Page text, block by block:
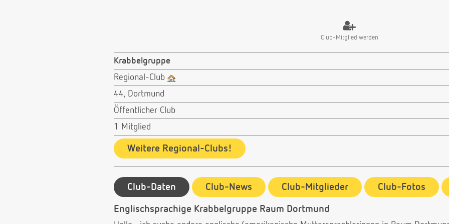
Club-Mitglied werden
Krabbelgruppe
Regional-Club
44, Dortmund
Öffentlicher Club
1 Mitglied
Weitere Regional-Clubs!
Club-Daten Club-News Club-Mitglieder Club-Fotos
Englischsprachige Krabbelgruppe Raum Dortmund